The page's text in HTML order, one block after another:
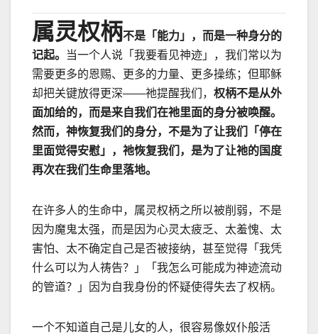
属灵权柄不是「能力」，而是一种身分的
记起。
当一个人说「我要看见神迹」，我们常以为
需要更多的恩赐、更多的力量、更多操练；但耶稣
却把关键放得更深——祂提醒我们， 权柄不是从外
面加给的，而是来自我们在祂里面的身分被唤醒。
然而，神恢复我们的身分，不是为了让我们「停在
里面觉得安慰」，祂恢复我们，是为了让祂的国度
再次在我们生命里落地。
在许多人的生命中，属灵权柄之所以被削弱，不是
因为魔鬼太强，而是因为心灵太疲乏、太羞愧、太
害怕、太不确定自己是否被接纳，甚至觉得「我凭
什么可以为人祷告？」「我怎么可能成为神迹流动
的管道？」因为自我身份的怀疑使得失去了权柄。
一个不知道自己是儿女的人，很容易像奴仆般活